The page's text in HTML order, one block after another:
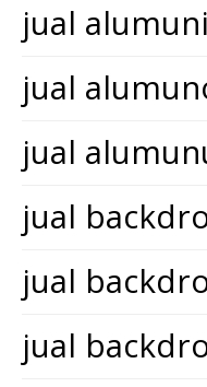
jual
jual
jual
jual
jual
jual